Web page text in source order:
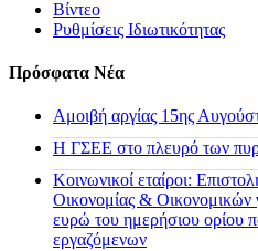
Βίντεο
Ρυθμίσεις Ιδιωτικότητας
Πρόσφατα Νέα
Αμοιβή αργίας 15ης
H ΓΣΕΕ στο πλευρό των
Κοινωνικοί εταίροι:
Οικονομίας & Οικονομικών
ευρώ του ημερήσιου ορίου
εργαζόμενων